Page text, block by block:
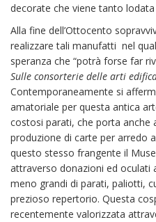
decorate che viene tanto
Alla fine dell’Ottocento
realizzare tali manufatti nel
speranza che “potrà forse far
Sulle consorterie delle arti
Contemporaneamente si
amatoriale per questa antica
costosi parati, che porta anche
produzione di carte per arredo
questo stesso frangente il
attraverso donazioni ed oculati
meno grandi di parati, paliotti,
prezioso repertorio. Questa
recentemente valorizzata